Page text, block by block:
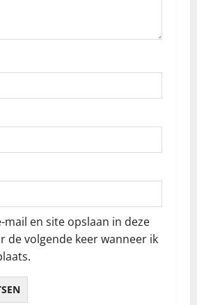
mail en site opslaan in deze
de volgende keer wanneer ik